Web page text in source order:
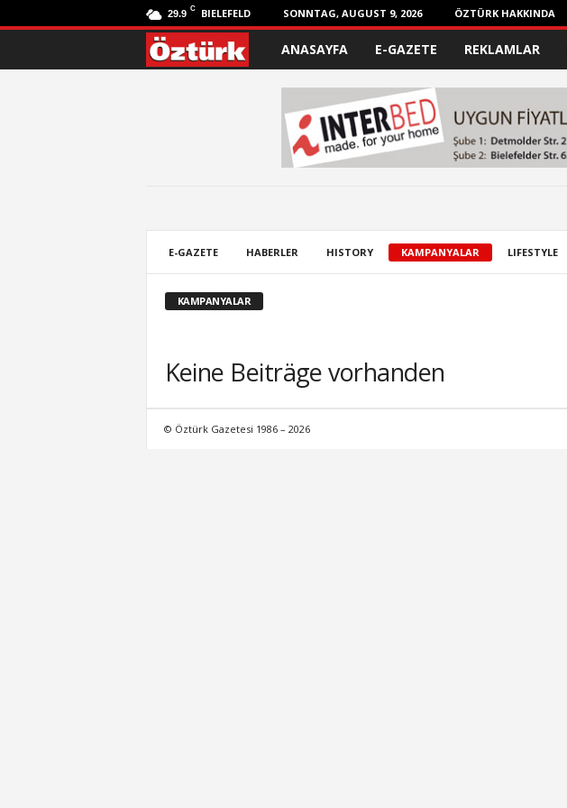
29.9 C BIELEFELD SONNTAG, AUGUST 9, 2026 ÖZTÜRK HAKKINDA
k
ANASAYFA E-GAZETE REKLAMLAR
E-GAZETE HABERLER HISTORY KAMPANYALAR LIFESTYLE
KAMPANYALAR
Keine Beiträge vorhanden
© Öztürk Gazetesi 1986 – 2026